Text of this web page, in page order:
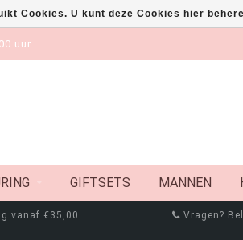
uur
GIFTSETS MANNEN
vanaf €35,00 Vragen?
Cookies. U kunt deze Cookies hier